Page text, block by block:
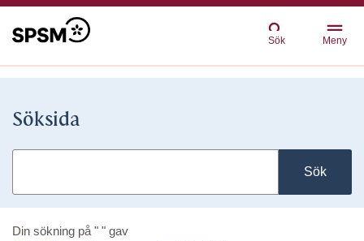
Sök Meny
Söksida
Sök
Din sökning på " " gav